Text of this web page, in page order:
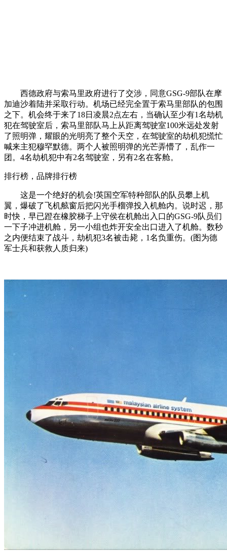
西德政府与索马里政府进行了交涉，同意GSG-9部队在摩
加迪沙着陆并采取行动。机场已经完全置于索马里部队的包围
之下。机会终于来了18日凌晨2点左右，当确认至少有1名劫机
犯在驾驶室后，索马里部队马上从距离驾驶室100米远处发射
了照明弹，耀眼的光明亮了整个天空，在驾驶室的劫机犯慌忙
喊来主犯穆罕默德。两个人被照明弹的光芒弄懵了，乱作一
团。4名劫机犯中有2名驾驶室，另有2名在客舱。
排行榜，品牌排行榜
这是一个绝好的机会!英国空军特种部队的队员攀上机
翼，爆破了飞机舷窗后把闪光手榴弹投入机舱内。说时迟，那
时快，早已蹬在橡胶梯子上守侯在机舱出入口的GSG-9队员们
一下子冲进机舱，另一小组也炸开安全出口进入了机舱。数秒
之内便结束了战斗，劫机犯3名被击毙，1名负重伤。(图为德
军士兵和获救人质归来)